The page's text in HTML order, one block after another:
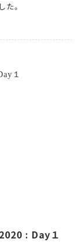
。
: Day１